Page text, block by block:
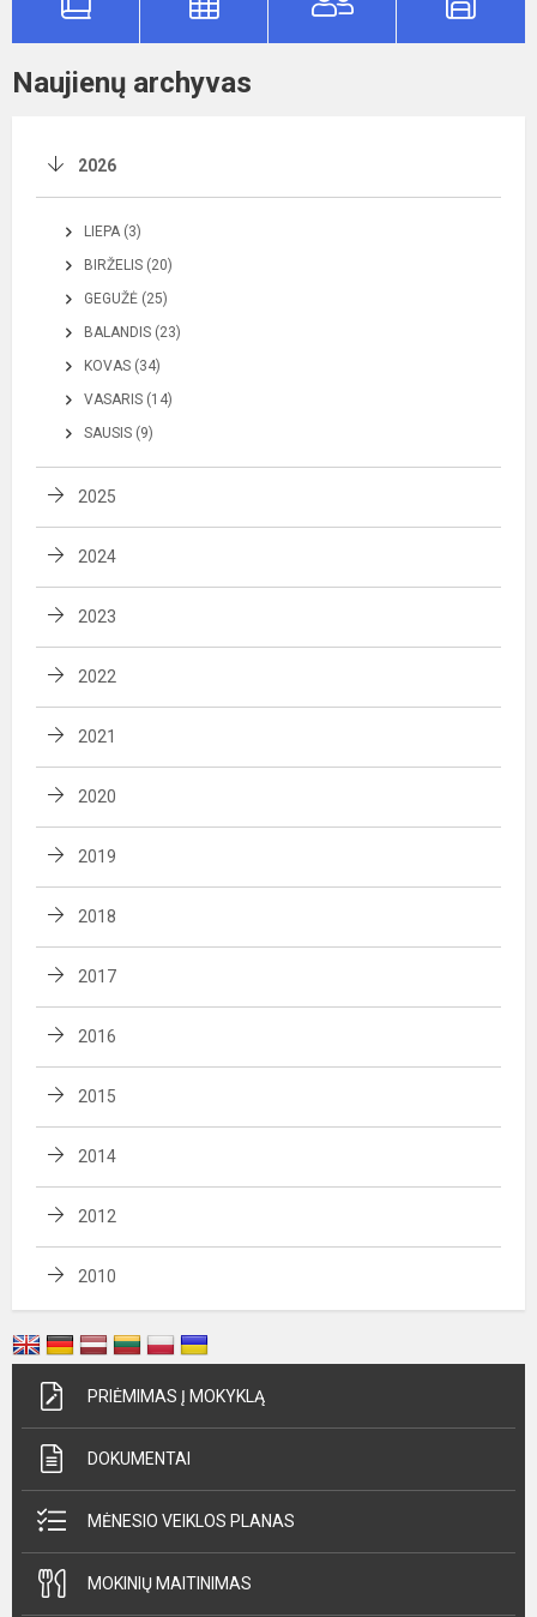
Naujienų archyvas
2026
LIEPA (3)
BIRŽELIS (20)
GEGUŽĖ (25)
BALANDIS (23)
KOVAS (34)
VASARIS (14)
SAUSIS (9)
2025
2024
2023
2022
2021
2020
2019
2018
2017
2016
2015
2014
2012
2010
PRIĖMIMAS Į MOKYKLĄ
DOKUMENTAI
MĖNESIO VEIKLOS PLANAS
MOKINIŲ MAITINIMAS